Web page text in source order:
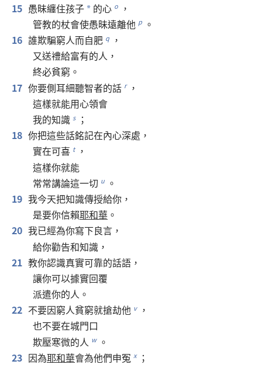
15 愚昧纏住孩子 * 的心 o
，
管教的杖會使愚昧遠離他 p 。
16 誰欺騙窮人而自肥 q
，
又送禮給富有的人 ，
終必貧窮 。
17 你要側耳細聽智者的話 r
，
這樣就能用心領會
我的知識 s
；
18 你把這些話銘記在內心深處 ，
實在可喜 t
，
這樣你就能
常常講論這一切 u 。
19 我今天把知識傳授給你 ，
是要你信賴耶和華 。
20 我已經為你寫下良言 ，
給你勸告和知識 ，
21 教你認識真實可靠的話語 ，
讓你可以據實回覆
派遣你的人 。
22 不要因窮人貧窮就搶劫他 v
，
也不要在城門口
欺壓寒微的人 w 。
23 因為耶和華會為他們申冤 x
；